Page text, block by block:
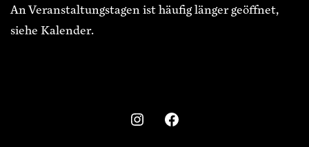
An Veranstaltungstagen ist häufig länger geöffnet,
siehe Kalender.